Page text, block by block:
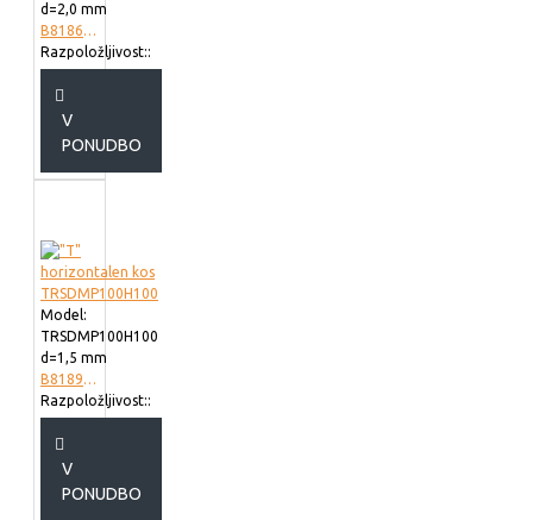
d=2,0 mm
B818660
Razpoložljivost::
V
PONUDBO
Model:
TRSDMP100H100
d=1,5 mm
B818910
Razpoložljivost::
V
PONUDBO